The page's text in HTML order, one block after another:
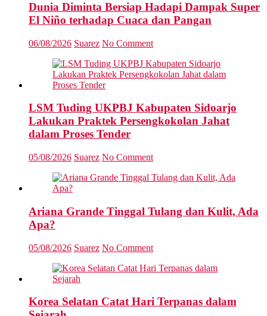
Dunia Diminta Bersiap Hadapi Dampak Super
El Niño terhadap Cuaca dan Pangan
06/08/2026 Suarez No Comment
LSM Tuding UKPBJ Kabupaten Sidoarjo
Lakukan Praktek Persengkokolan Jahat
dalam Proses Tender
05/08/2026 Suarez No Comment
Ariana Grande Tinggal Tulang dan Kulit, Ada
Apa?
05/08/2026 Suarez No Comment
Korea Selatan Catat Hari Terpanas dalam